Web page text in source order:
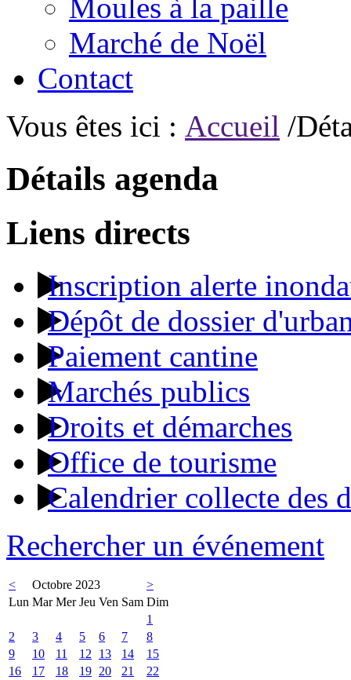
Moules à la paille
Marché de Noël
Contact
Vous êtes ici : Accueil /
Détails agenda
Liens directs
Inscription alerte
Dépôt de dossier
Paiement cantine
Marchés publics
Droits et démarches
Office de tourisme
Calendrier collecte des
Rechercher un événement
< Octobre 2023
>
Lun Mar Mer Jeu Ven Sam Dim
1
2
3 4 5 6 7
8
9
10 11 12 13 14
15
16
17 18 19 20 21
22